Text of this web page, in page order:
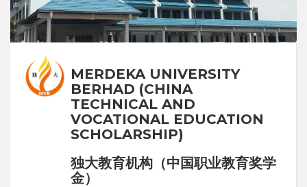
MERDEKA UNIVERSITY
BERHAD (CHINA
TECHNICAL AND
VOCATIONAL EDUCATION
SCHOLARSHIP)
独大教育机构（中国职业教育奖学
金）